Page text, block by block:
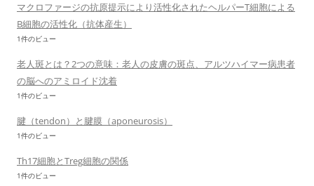
マクロファージの抗原提示により活性化されたヘルパーT細胞による
B細胞の活性化（抗体産生）
1件のビュー
老人斑とは？2つの意味：老人の皮膚の斑点、アルツハイマー病患者
の脳へのアミロイド沈着
1件のビュー
腱（tendon）と腱膜（aponeurosis）
1件のビュー
Th17細胞とTreg細胞の関係
1件のビュー